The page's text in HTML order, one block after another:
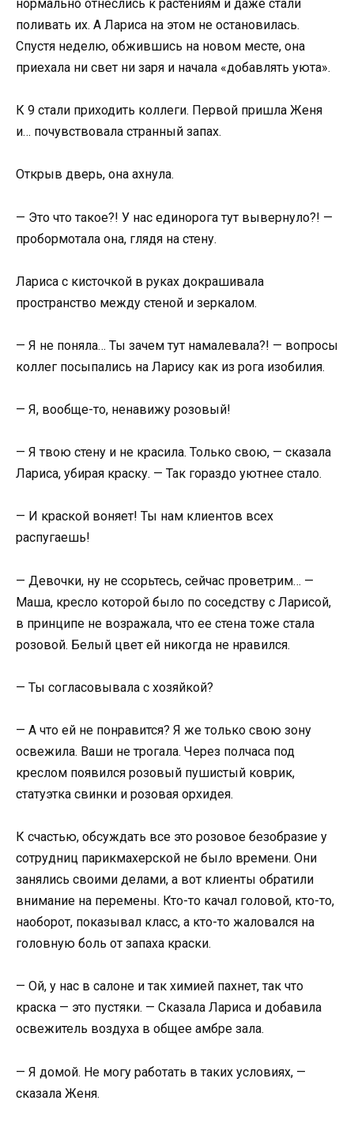
нормально отнеслись к растениям и даже стали
поливать их. А Лариса на этом не остановилась.
Спустя неделю, обжившись на новом месте, она
приехала ни свет ни заря и начала «добавлять уюта».
К 9 стали приходить коллеги. Первой пришла Женя
и… почувствовала странный запах.
Открыв дверь, она ахнула.
— Это что такое?! У нас единорога тут вывернуло?! —
пробормотала она, глядя на стену.
Лариса с кисточкой в руках докрашивала
пространство между стеной и зеркалом.
— Я не поняла… Ты зачем тут намалевала?! — вопросы
коллег посыпались на Ларису как из рога изобилия.
— Я, вообще-то, ненавижу розовый!
— Я твою стену и не красила. Только свою, — сказала
Лариса, убирая краску. — Так гораздо уютнее стало.
— И краской воняет! Ты нам клиентов всех
распугаешь!
— Девочки, ну не ссорьтесь, сейчас проветрим… —
Маша, кресло которой было по соседству с Ларисой,
в принципе не возражала, что ее стена тоже стала
розовой. Белый цвет ей никогда не нравился.
— Ты согласовывала с хозяйкой?
— А что ей не понравится? Я же только свою зону
освежила. Ваши не трогала. Через полчаса под
креслом появился розовый пушистый коврик,
статуэтка свинки и розовая орхидея.
К счастью, обсуждать все это розовое безобразие у
сотрудниц парикмахерской не было времени. Они
занялись своими делами, а вот клиенты обратили
внимание на перемены. Кто-то качал головой, кто-то,
наоборот, показывал класс, а кто-то жаловался на
головную боль от запаха краски.
— Ой, у нас в салоне и так химией пахнет, так что
краска — это пустяки. — Сказала Лариса и добавила
освежитель воздуха в общее амбре зала.
— Я домой. Не могу работать в таких условиях, —
сказала Женя.